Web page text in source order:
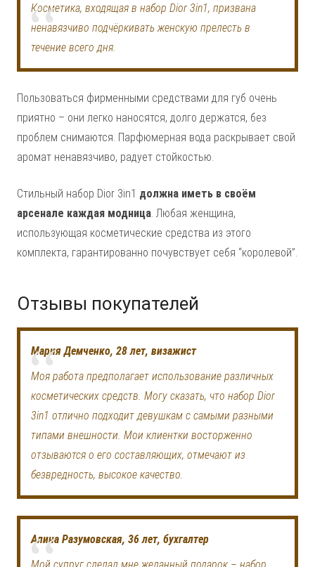
Косметика, входящая в набор Dior 3in1, призвана
ненавязчиво подчёркивать женскую прелесть в
течение всего дня.
Пользоваться фирменными средствами для губ очень
приятно – они легко наносятся, долго держатся, без
проблем снимаются. Парфюмерная вода раскрывает свой
аромат ненавязчиво, радует стойкостью.
Стильный набор Dior 3in1 должна иметь в своём
арсенале каждая модница. Любая женщина,
использующая косметические средства из этого
комплекта, гарантированно почувствует себя “королевой”.
Отзывы покупателей
Мария Демченко, 28 лет, визажист
Моя работа предполагает использование различных
косметических средств. Могу сказать, что набор Dior
3in1 отлично подходит девушкам с самыми разными
типами внешности. Мои клиентки восторженно
отзываются о его составляющих, отмечают из
безвредность, высокое качество.
Алина Разумовская, 36 лет, бухгалтер